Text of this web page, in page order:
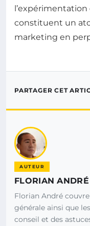
l’expérimentation
constituent un
marketing en
PARTAGER CET
AUTEUR
FLORIAN ANDRÉ
Florian André
générale ainsi que
conseil et des